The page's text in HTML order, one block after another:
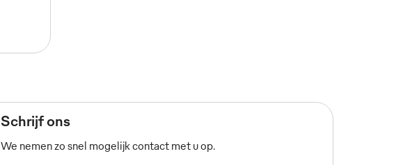
Schrijf ons
We nemen zo snel mogelijk contact met u op.